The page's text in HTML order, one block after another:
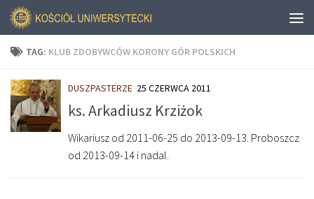
TAG: KLUB ZDOBYWCÓW KORONY GÓR POLSKICH
DUSZPASTERZE 25 CZERWCA 2011
ks. Arkadiusz Krziżok
Wikariusz od 2011-06-25 do 2013-09-13. Proboszcz
od 2013-09-14 i nadal.